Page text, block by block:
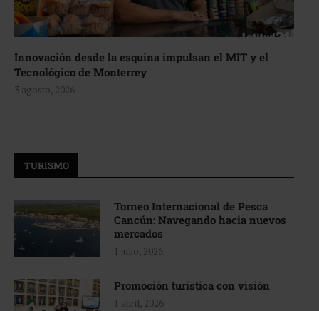
Innovación desde la esquina impulsan el MIT y el
Tecnológico de Monterrey
3 agosto, 2026
TURISMO
Torneo Internacional de Pesca
Cancún: Navegando hacia nuevos
mercados
1 julio, 2026
Promoción turística con visión
1 abril, 2026